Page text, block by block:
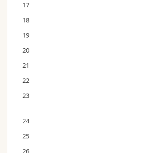
17
18
19
20
21
22
23
24
25